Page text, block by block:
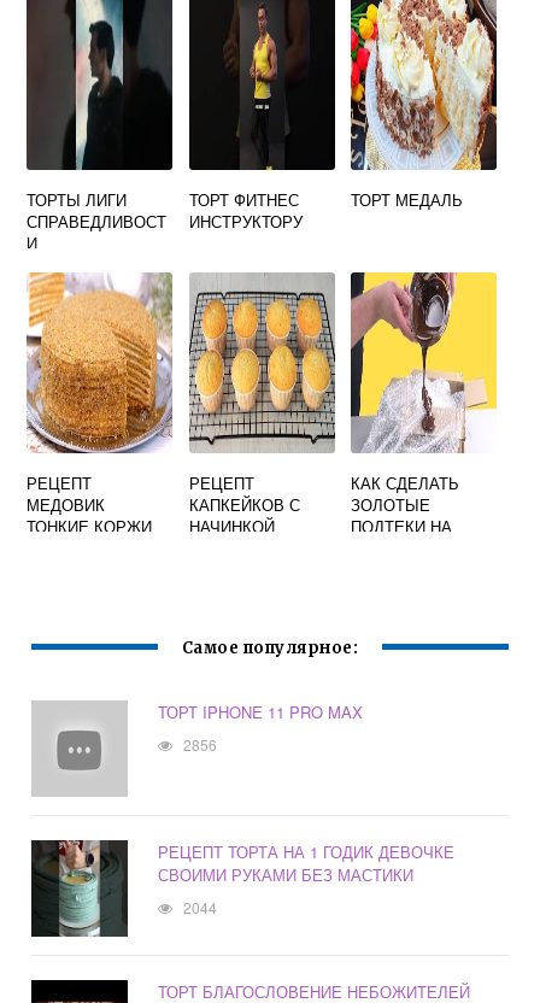
ЗАСТЫВАЮЩАЯ
ТОРТЫ ЛИГИ
СПРАВЕДЛИВОСТ
И
ТОРТ ФИТНЕС
ИНСТРУКТОРУ
ТОРТ МЕДАЛЬ
РЕЦЕПТ
МЕДОВИК
ТОНКИЕ КОРЖИ
РЕЦЕПТ
КАПКЕЙКОВ С
НАЧИНКОЙ
КАК СДЕЛАТЬ
ЗОЛОТЫЕ
ПОДТЕКИ НА
Самое популярное:
ТОРТ IPHONE 11 PRO MAX
2856
РЕЦЕПТ ТОРТА НА 1 ГОДИК ДЕВОЧКЕ
СВОИМИ РУКАМИ БЕЗ МАСТИКИ
2044
ТОРТ БЛАГОСЛОВЕНИЕ НЕБОЖИТЕЛЕЙ